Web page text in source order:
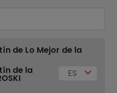
de Lo Mejor de la
de la
ES